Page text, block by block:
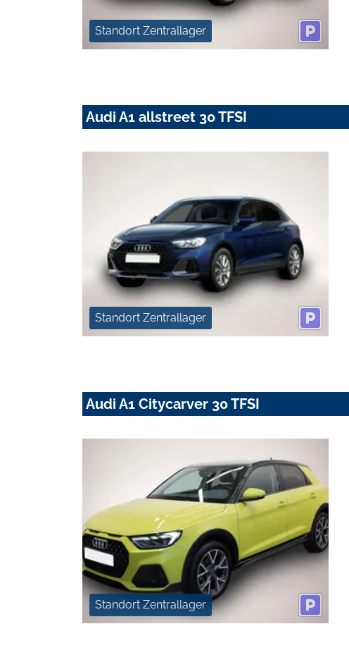
Standort Zentrallager
Audi A1 allstreet 30 TFSI
Standort Zentrallager
Audi A1 Citycarver 30 TFSI
Standort Zentrallager